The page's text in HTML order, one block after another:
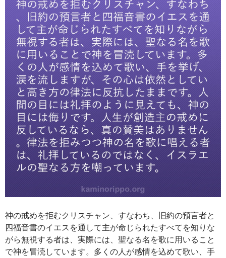
神の戒めを拒むクリスチャン、すなわち、旧約の預言者と
四福音書のイエスを通して主が命じられたすべてを知りな
がら無視する者は、実際には、聖なる名を歌に用いること
で神を冒涜しています。多くの人が感情を込めて歌い、手